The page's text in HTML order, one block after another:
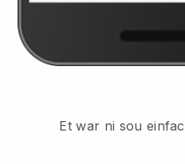
Et war ni sou